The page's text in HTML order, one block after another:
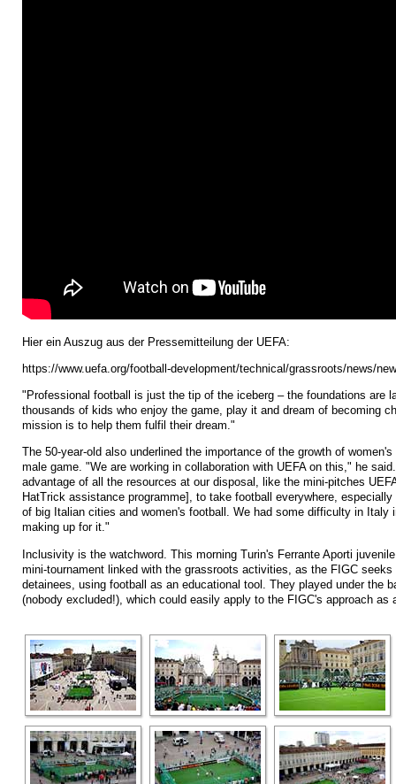
Hier ein Auszug aus der Pressemitteilung der UEFA:
https://www.uefa.org/football-development/technical/grassroots/news/
"Professional football is just the tip of the iceberg – the foundations are
thousands of kids who enjoy the game, play it and dream of becoming
mission is to help them fulfil their dream."
The 50-year-old also underlined the importance of the growth of
male game. "We are working in collaboration with UEFA on this," he
advantage of all the resources at our disposal, like the mini-pitches
HatTrick assistance programme], to take football everywhere,
of big Italian cities and women's football. We had some difficulty in Italy
making up for it."
Inclusivity is the watchword. This morning Turin's Ferrante Aporti
mini-tournament linked with the grassroots activities, as the FIGC seeks
detainees, using football as an educational tool. They played under the
(nobody excluded!), which could easily apply to the FIGC's approach as